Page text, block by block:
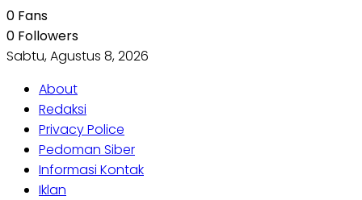
0 Fans
0 Followers
Sabtu, Agustus 8, 2026
About
Redaksi
Privacy Police
Pedoman Siber
Informasi Kontak
Iklan